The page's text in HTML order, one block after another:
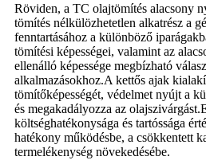
Röviden, a TC olajtömítés alacsony
tömítés nélkülözhetetlen alkatrész a
fenntartásához a különböző
tömítési képességei, valamint az
ellenálló képessége megbízható
alkalmazásokhoz.A kettős ajak
tömítőképességét, védelmet nyújt a
és megakadályozza az
költséghatékonysága és tartóssága
hatékony működésbe, a csökkentett
termelékenység növekedésébe.